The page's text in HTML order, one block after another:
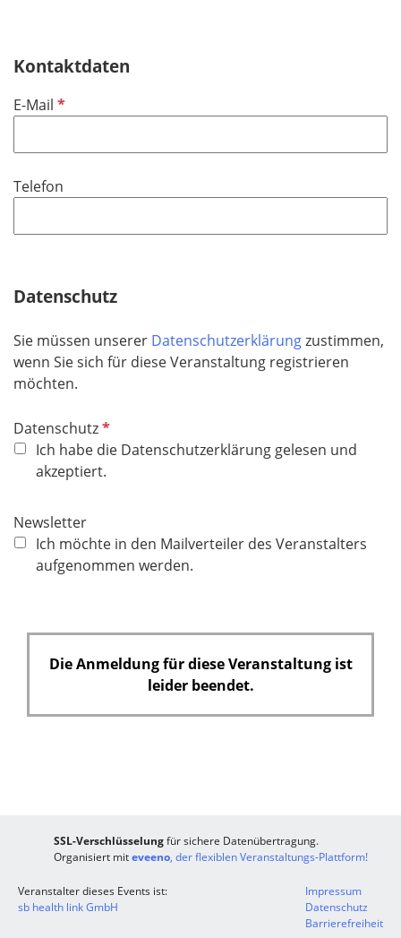
Kontaktdaten
E-Mail P
c
t
l
Telefon
Datenschutz
Sie müssen unserer Datenschutzerklärungzustimmen,
wenn Sie sich für diese Veranstaltung registrieren
möchten.
DatenschutzP
f
l
h
Ich habe die Datenschutzerklärung gelesen und
akzeptiert.
Newsletter
Ich möchte in den Mailverteiler des Veranstalters
aufgenommen werden.
Die Anmeldung für diese Veranstaltung ist
leider beendet.
SSL-Verschlüsselungfür sichere Datenübertragung.
Organisiert miteveeno, der flexiblen Veranstaltungs-Plattform!
Veranstalter dieses Events ist:
sb health link GmbH
Impressum
Datenschutz
Barrierefreiheit